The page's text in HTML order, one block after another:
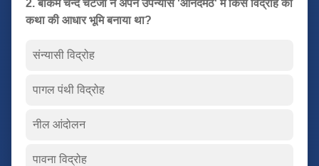
2. बंकिम चन्द चटर्जी ने अपने उपन्यास 'आनंदमठ' में किस विद्रोह को
कथा की आधार भूमि बनाया था?
संन्यासी विद्रोह
पागल पंथी विद्रोह
नील आंदोलन
पावना विद्रोह